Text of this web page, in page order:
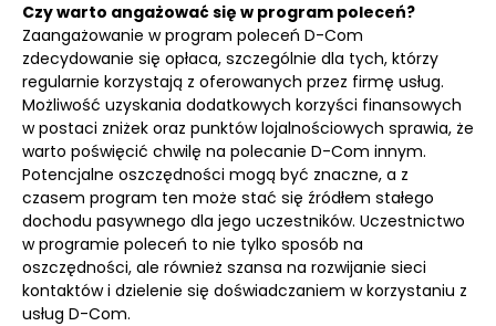
Czy warto angażować się w program poleceń?
Zaangażowanie w program poleceń D-Com
zdecydowanie się opłaca, szczególnie dla tych, którzy
regularnie korzystają z oferowanych przez firmę usług.
Możliwość uzyskania dodatkowych korzyści finansowych
w postaci zniżek oraz punktów lojalnościowych sprawia, że
warto poświęcić chwilę na polecanie D-Com innym.
Potencjalne oszczędności mogą być znaczne, a z
czasem program ten może stać się źródłem stałego
dochodu pasywnego dla jego uczestników. Uczestnictwo
w programie poleceń to nie tylko sposób na
oszczędności, ale również szansa na rozwijanie sieci
kontaktów i dzielenie się doświadczaniem w korzystaniu z
usług D-Com.